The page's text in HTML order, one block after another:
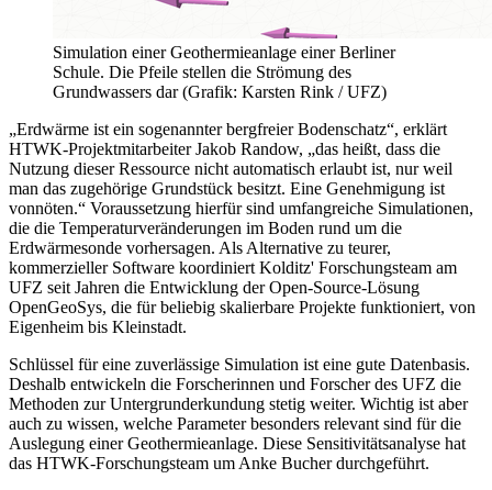
Simulation einer Geothermieanlage einer Berliner
Schule. Die Pfeile stellen die Strömung des
Grundwassers dar (Grafik: Karsten Rink / UFZ)
„Erdwärme ist ein sogenannter bergfreier Bodenschatz“, erklärt
HTWK-Projektmitarbeiter Jakob Randow, „das heißt, dass die
Nutzung dieser Ressource nicht automatisch erlaubt ist, nur weil
man das zugehörige Grundstück besitzt. Eine Genehmigung ist
vonnöten.“ Voraussetzung hierfür sind umfangreiche Simulationen,
die die Temperaturveränderungen im Boden rund um die
Erdwärmesonde vorhersagen. Als Alternative zu teurer,
kommerzieller Software koordiniert Kolditz' Forschungsteam am
UFZ seit Jahren die Entwicklung der Open-Source-Lösung
OpenGeoSys, die für beliebig skalierbare Projekte funktioniert, von
Eigenheim bis Kleinstadt.
Schlüssel für eine zuverlässige Simulation ist eine gute Datenbasis.
Deshalb entwickeln die Forscherinnen und Forscher des UFZ die
Methoden zur Untergrunderkundung stetig weiter. Wichtig ist aber
auch zu wissen, welche Parameter besonders relevant sind für die
Auslegung einer Geothermieanlage. Diese Sensitivitätsanalyse hat
das HTWK-Forschungsteam um Anke Bucher durchgeführt.